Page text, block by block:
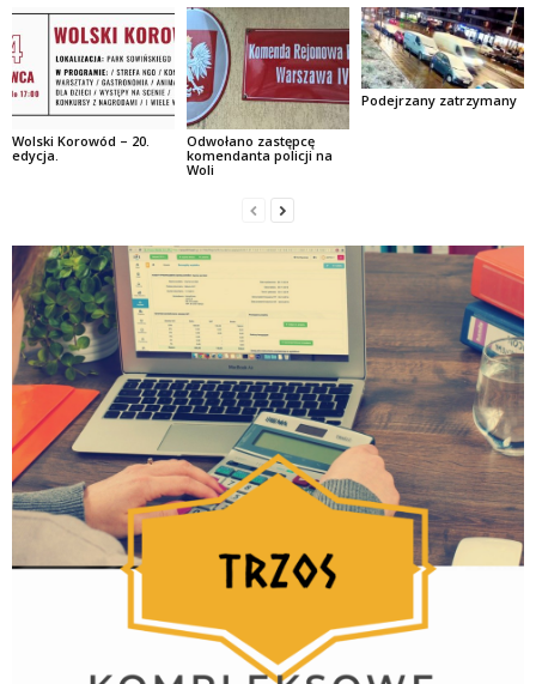
Wolski Korowód – 20.
edycja.
Odwołano zastępcę
komendanta policji na
Woli
Podejrzany zatrzymany